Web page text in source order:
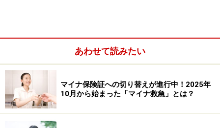
あわせて読みたい
マイナ保険証への切り替えが進行中！2025年
10月から始まった「マイナ救急」とは？